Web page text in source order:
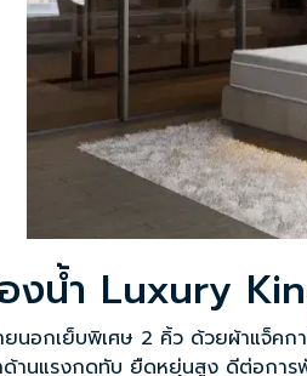
งน้ำ Luxury
นอกเย็บพิเศษ 2 คิ้ว ด้วยผ้าแจ็ค
านแรงกดทับ ยืดหยุ่นสูง ดีต่อการ